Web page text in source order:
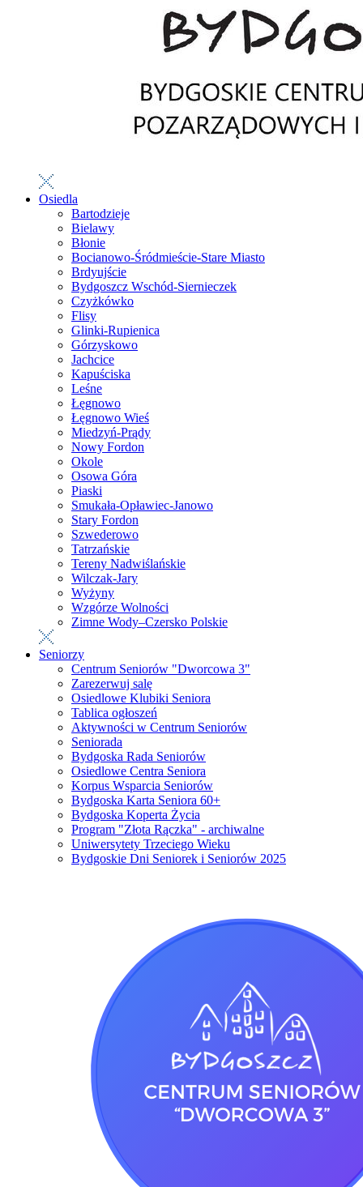
Osiedla
Bartodzieje
Bielawy
Błonie
Bocianowo-Śródmieście-Stare Miasto
Brdyujście
Bydgoszcz Wschód-Siernieczek
Czyżkówko
Flisy
Glinki-Rupienica
Górzyskowo
Jachcice
Kapuściska
Leśne
Łęgnowo
Łęgnowo Wieś
Miedzyń-Prądy
Nowy Fordon
Okole
Osowa Góra
Piaski
Smukała-Opławiec-Janowo
Stary Fordon
Szwederowo
Tatrzańskie
Tereny Nadwiślańskie
Wilczak-Jary
Wyżyny
Wzgórze Wolności
Zimne Wody–Czersko Polskie
Seniorzy
Centrum Seniorów "Dworcowa 3"
Zarezerwuj salę
Osiedlowe Klubiki Seniora
Tablica ogłoszeń
Aktywności w Centrum Seniorów
Seniorada
Bydgoska Rada Seniorów
Osiedlowe Centra Seniora
Korpus Wsparcia Seniorów
Bydgoska Karta Seniora 60+
Bydgoska Koperta Życia
Program "Złota Rączka" - archiwalne
Uniwersytety Trzeciego Wieku
Bydgoskie Dni Seniorek i Seniorów 2025